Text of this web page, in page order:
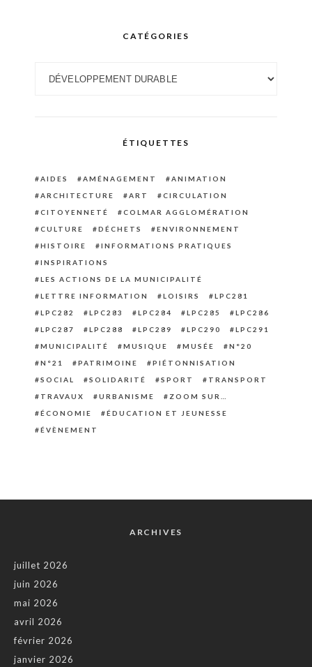
CATÉGORIES
ÉTIQUETTES
AIDES AMÉNAGEMENT
ANIMATION
ARCHITECTURE
ART
CIRCULATION
CITOYENNETÉ
COLMAR AGGLOMÉRATION
CULTURE
DÉCHETS
ENVIRONNEMENT
HISTOIRE
INFORMATIONS PRATIQUES
INSPIRATIONS
LES ACTIONS DE LA MUNICIPALITÉ
LETTRE INFORMATION
LOISIRS
LPC281
LPC282
LPC283 LPC284 LPC285
LPC286
LPC287
LPC288 LPC289 LPC290
LPC291
MUNICIPALITÉ
MUSIQUE MUSÉE
N°20
N°21
PATRIMOINE
PIÉTONNISATION
SOCIAL
SOLIDARITÉ SPORT
TRANSPORT
TRAVAUX
URBANISME
ZOOM SUR…
ÉCONOMIE
ÉDUCATION ET JEUNESSE
ÉVÈNEMENT
ARCHIVES
juillet 2026
juin 2026
mai 2026
avril 2026
février 2026
janvier 2026